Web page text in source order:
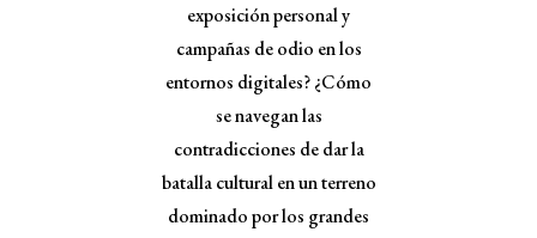
exposición personal y
campañas de odio en los
entornos digitales? ¿Cómo
se navegan las
contradicciones de dar la
batalla cultural en un terreno
dominado por los grandes